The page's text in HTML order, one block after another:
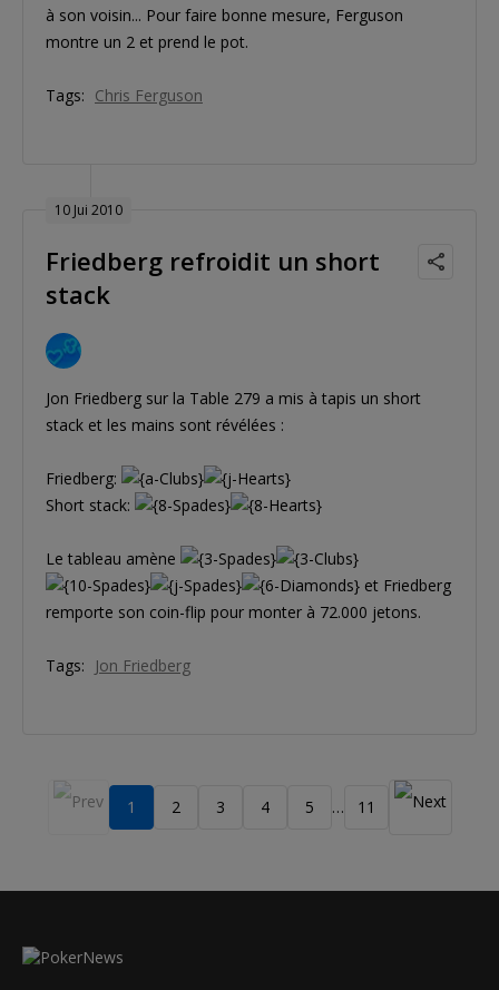
à son voisin... Pour faire bonne mesure, Ferguson
montre un 2 et prend le pot.
Tags: Chris Ferguson
10 Jui 2010
Friedberg refroidit un short
stack
Jon Friedberg sur la Table 279 a mis à tapis un short
stack et les mains sont révélées :
Friedberg:
Short stack:
Le tableau amène
et Friedberg
remporte son coin-flip pour monter à 72.000 jetons.
Tags: Jon Friedberg
1 2 3 4 5 … 11